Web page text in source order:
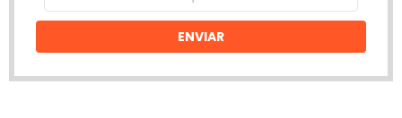
email
ENVIAR